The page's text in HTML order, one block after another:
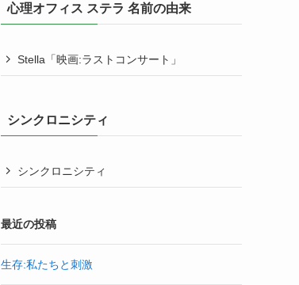
心理オフィス ステラ 名前の由来
Stella「映画:ラストコンサート」
シンクロニシティ
シンクロニシティ
最近の投稿
生存:私たちと刺激